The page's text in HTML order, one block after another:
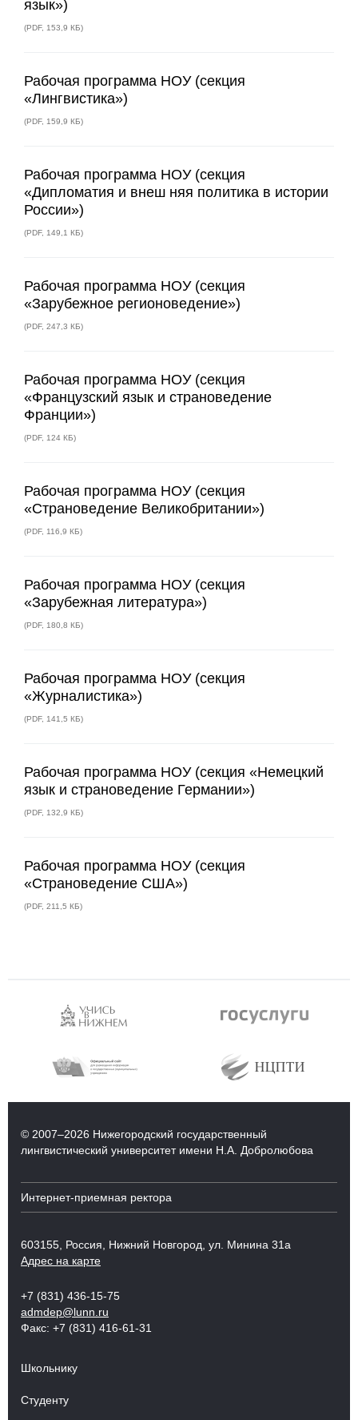
язык»)
(PDF, 153,9 КБ)
Рабочая программа НОУ (секция
«Лингвистика»)
(PDF, 159,9 КБ)
Рабочая программа НОУ (секция
«Дипломатия и внеш няя политика в истории
России»)
(PDF, 149,1 КБ)
Рабочая программа НОУ (секция
«Зарубежное регионоведение»)
(PDF, 247,3 КБ)
Рабочая программа НОУ (секция
«Французский язык и страноведение
Франции»)
(PDF, 124 КБ)
Рабочая программа НОУ (секция
«Страноведение Великобритании»)
(PDF, 116,9 КБ)
Рабочая программа НОУ (секция
«Зарубежная литература»)
(PDF, 180,8 КБ)
Рабочая программа НОУ (секция
«Журналистика»)
(PDF, 141,5 КБ)
Рабочая программа НОУ (секция «Немецкий
язык и страноведение Германии»)
(PDF, 132,9 КБ)
Рабочая программа НОУ (секция
«Cтрановедение США»)
(PDF, 211,5 КБ)
© 2007–2026 Нижегородский государственный
лингвистический университет имени Н.А. Добролюбова
Интернет-приемная ректора
603155, Россия, Нижний Новгород, ул. Минина 31а
Адрес на карте
+7 (831) 436-15-75
admdep@lunn.ru
Факс: +7 (831) 416-61-31
Школьнику
Студенту